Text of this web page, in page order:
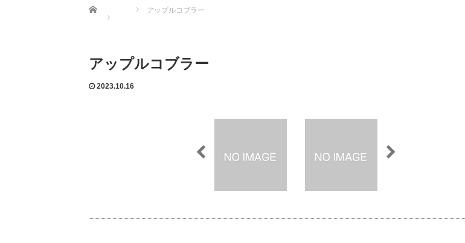
Home アップルコブラー
アップルコブラー
2023.10.16